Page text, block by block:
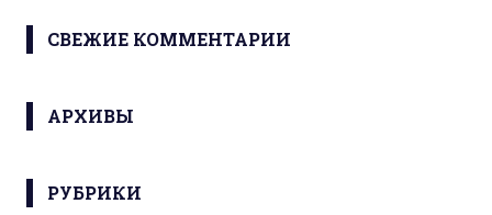
СВЕЖИЕ КОММЕНТАРИИ
АРХИВЫ
РУБРИКИ